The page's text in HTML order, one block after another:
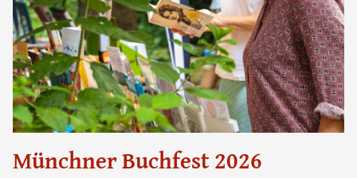
Münchner Buchfest 2026